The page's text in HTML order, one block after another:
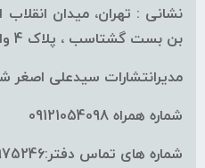
نشانی : تهران، میدان انقلاب
بن بست گشتاسب ، پلاک 4 واحد1
مدیرانتشارات سیدعلی اصغر
شماره همراه 09121054098
شماره های تماس دفتر:66975246-66975247-66961522